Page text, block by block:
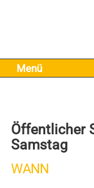
Menü
Öffentlicher
Samstag
WANN